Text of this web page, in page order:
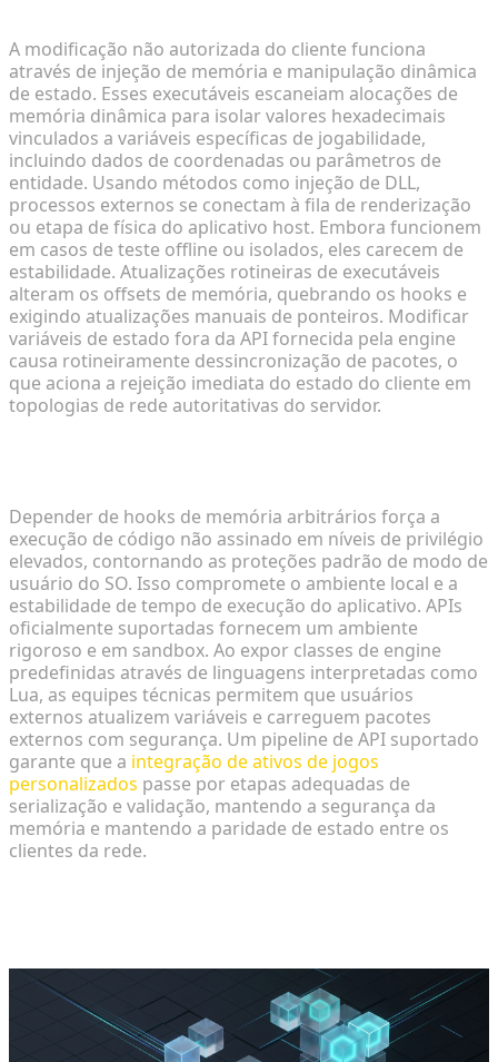
A modificação não autorizada do cliente funciona
através de injeção de memória e manipulação dinâmica
de estado. Esses executáveis escaneiam alocações de
memória dinâmica para isolar valores hexadecimais
vinculados a variáveis específicas de jogabilidade,
incluindo dados de coordenadas ou parâmetros de
entidade. Usando métodos como injeção de DLL,
processos externos se conectam à fila de renderização
ou etapa de física do aplicativo host. Embora funcionem
em casos de teste offline ou isolados, eles carecem de
estabilidade. Atualizações rotineiras de executáveis
alteram os offsets de memória, quebrando os hooks e
exigindo atualizações manuais de ponteiros. Modificar
variáveis de estado fora da API fornecida pela engine
causa rotineiramente dessincronização de pacotes, o
que aciona a rejeição imediata do estado do cliente em
topologias de rede autoritativas do servidor.
Depender de hooks de memória arbitrários força a
execução de código não assinado em níveis de privilégio
elevados, contornando as proteções padrão de modo de
usuário do SO. Isso compromete o ambiente local e a
estabilidade de tempo de execução do aplicativo. APIs
oficialmente suportadas fornecem um ambiente
rigoroso e em sandbox. Ao expor classes de engine
predefinidas através de linguagens interpretadas como
Lua, as equipes técnicas permitem que usuários
externos atualizem variáveis e carreguem pacotes
externos com segurança. Um pipeline de API suportado
garante que a integração de ativos de jogos
personalizados passe por etapas adequadas de
serialização e validação, mantendo a segurança da
memória e mantendo a paridade de estado entre os
clientes da rede.